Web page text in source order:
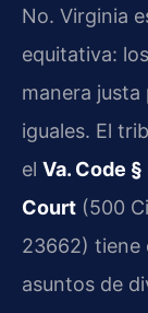
No. Virginia
equitativa:
manera
iguales. El
el Va. Code
Court (500
23662) tiene
asuntos de